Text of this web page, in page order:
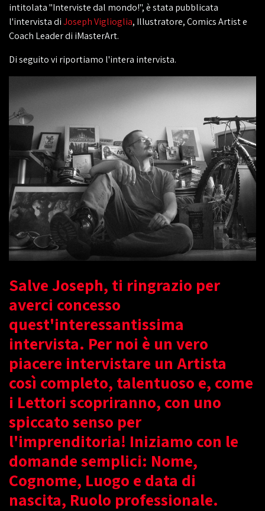
intitolata "Interviste dal mondo!", è stata pubblicata
l'intervista diJoseph Viglioglia, Illustratore, Comics Artist e
Coach Leader di iMasterArt.
Di seguito vi riportiamo l'intera intervista.
Salve Joseph, ti ringrazio per
averci concesso
quest'interessantissima
intervista. Per noi è un vero
piacere intervistare un Artista
così completo, talentuoso e, come
i Lettori scopriranno, con uno
spiccato senso per
l'imprenditoria! Iniziamo con le
domande semplici: Nome,
Cognome, Luogo e data di
nascita, Ruolo professionale.